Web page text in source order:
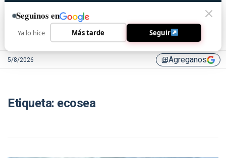
5/8/2026 library_addAgreganos
Etiqueta: ecosea
Seguinos en
Ya lo hice Más tarde Seguir